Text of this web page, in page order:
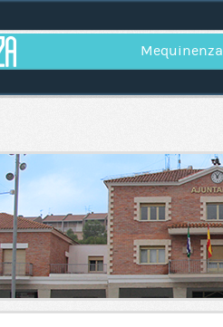
Mequinenza